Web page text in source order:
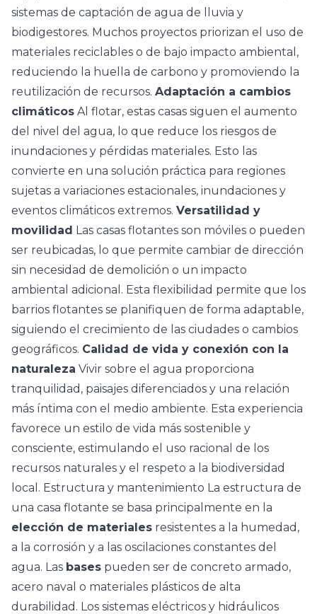
sistemas de captación de agua de lluvia y
biodigestores. Muchos proyectos priorizan el uso de
materiales reciclables o de bajo impacto ambiental,
reduciendo la huella de carbono y promoviendo la
reutilización de recursos. Adaptación a cambios
climáticos Al flotar, estas casas siguen el aumento
del nivel del agua, lo que reduce los riesgos de
inundaciones y pérdidas materiales. Esto las
convierte en una solución práctica para regiones
sujetas a variaciones estacionales, inundaciones y
eventos climáticos extremos. Versatilidad y
movilidad Las casas flotantes son móviles o pueden
ser reubicadas, lo que permite cambiar de dirección
sin necesidad de demolición o un impacto
ambiental adicional. Esta flexibilidad permite que los
barrios flotantes se planifiquen de forma adaptable,
siguiendo el crecimiento de las ciudades o cambios
geográficos. Calidad de vida y conexión con la
naturaleza Vivir sobre el agua proporciona
tranquilidad, paisajes diferenciados y una relación
más íntima con el medio ambiente. Esta experiencia
favorece un estilo de vida más sostenible y
consciente, estimulando el uso racional de los
recursos naturales y el respeto a la biodiversidad
local. Estructura y mantenimiento La estructura de
una casa flotante se basa principalmente en la
elección de materiales resistentes a la humedad,
a la corrosión y a las oscilaciones constantes del
agua. Las bases pueden ser de concreto armado,
acero naval o materiales plásticos de alta
durabilidad. Los sistemas eléctricos y hidráulicos